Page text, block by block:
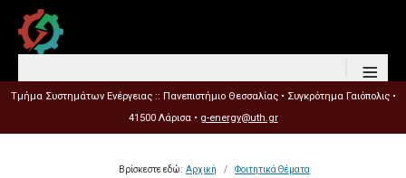
≡
Τμήμα Συστημάτων Ενέργειας :: Πανεπιστήμιο Θεσσαλίας • Συγκρότημα Γαιόπολις •
41500 Λάρισα • g-energy@uth.gr
Βρίσκεστε εδώ: Αρχική Φοιτητικά Θέματα